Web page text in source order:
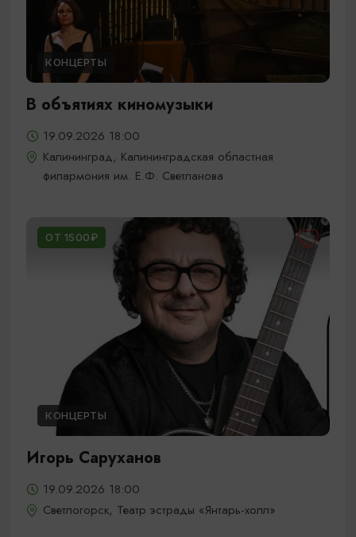
КОНЦЕРТЫ
В объятиях киномузыки
19.09.2026 18:00
Калининград, Калининградская областная
филармония им. Е.Ф. Светланова
ОТ 1500₽
КОНЦЕРТЫ
Игорь Саруханов
19.09.2026 18:00
Светлогорск, Театр эстрады «Янтарь-холл»